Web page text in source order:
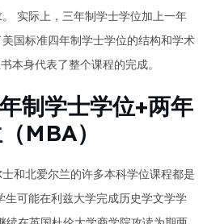
实际上，三年制学士学位加上一年
国标准四年制学士学位的结构和学术
身代表了整个课程的完成。
制学士学位+两年
MBA）
和北爱尔兰的许多本科学位课程都是
生可能在利兹大学完成历史学文学学